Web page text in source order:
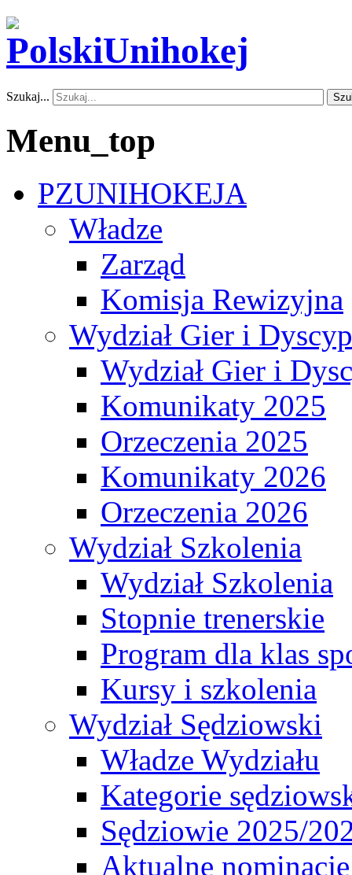
Szukaj...
Menu_top
PZUNIHOKEJA
Władze
Zarząd
Komisja Rewizyjna
Wydział Gier i
Wydział Gier i
Komunikaty 2025
Orzeczenia 2025
Komunikaty 2026
Orzeczenia 2026
Wydział Szkolenia
Wydział Szkolenia
Stopnie trenerskie
Program dla klas
Kursy i szkolenia
Wydział Sędziowski
Władze Wydziału
Kategorie
Sędziowie 2025/
Aktualne